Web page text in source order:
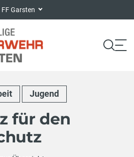
FF Garsten
Jugend
für den